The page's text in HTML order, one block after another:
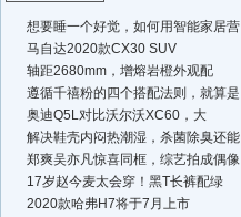
想要睡一个好觉，如何用智能家居营
马自达2020款CX30 SUV
轴距2680mm，增熔岩橙外观配
遵循千禧粉的四个搭配法则，就算是
奥迪Q5L对比沃尔沃XC60，大
解决鞋壳内闷热潮湿，杀菌除臭还能
郑爽吴亦凡惊喜同框，综艺拍成偶像
17岁赵今麦太会穿！黑T长裤配绿
2020款哈弗H7将于7月上市